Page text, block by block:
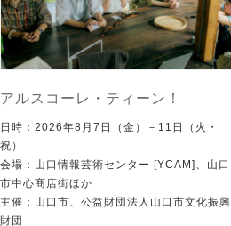
アルスコーレ・ティーン！
日時：2026年8月7日（金）－11日（火・
祝）
会場：山口情報芸術センター [YCAM]、山口
市中心商店街ほか
主催：山口市、公益財団法人山口市文化振興
財団